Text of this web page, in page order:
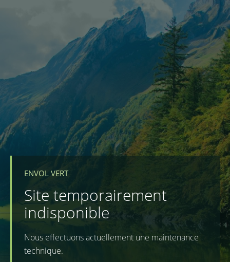
ENVOL VERT
Site temporairement
indisponible
Nous effectuons actuellement une maintenance
technique.